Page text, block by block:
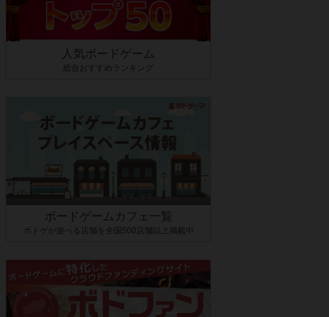
人気ボードゲーム
総合おすすめランキング
ボードゲームカフェ一覧
ボドゲが遊べる店舗を全国500店舗以上掲載中